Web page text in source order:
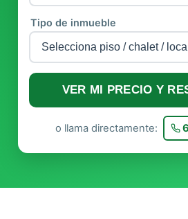
Tipo de inmueble
VER MI PRECIO Y
o llama directamente: